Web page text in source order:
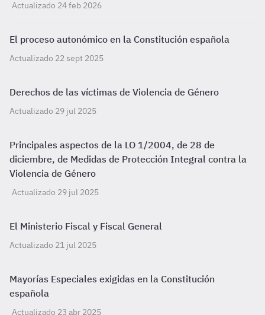
Actualizado 24 feb 2026
El proceso autonómico en la Constitución española
Actualizado 22 sept 2025
Derechos de las víctimas de Violencia de Género
Actualizado 29 jul 2025
Principales aspectos de la LO 1/2004, de 28 de
diciembre, de Medidas de Protección Integral contra la
Violencia de Género
Actualizado 29 jul 2025
El Ministerio Fiscal y Fiscal General
Actualizado 21 jul 2025
Mayorías Especiales exigidas en la Constitución
española
Actualizado 23 abr 2025